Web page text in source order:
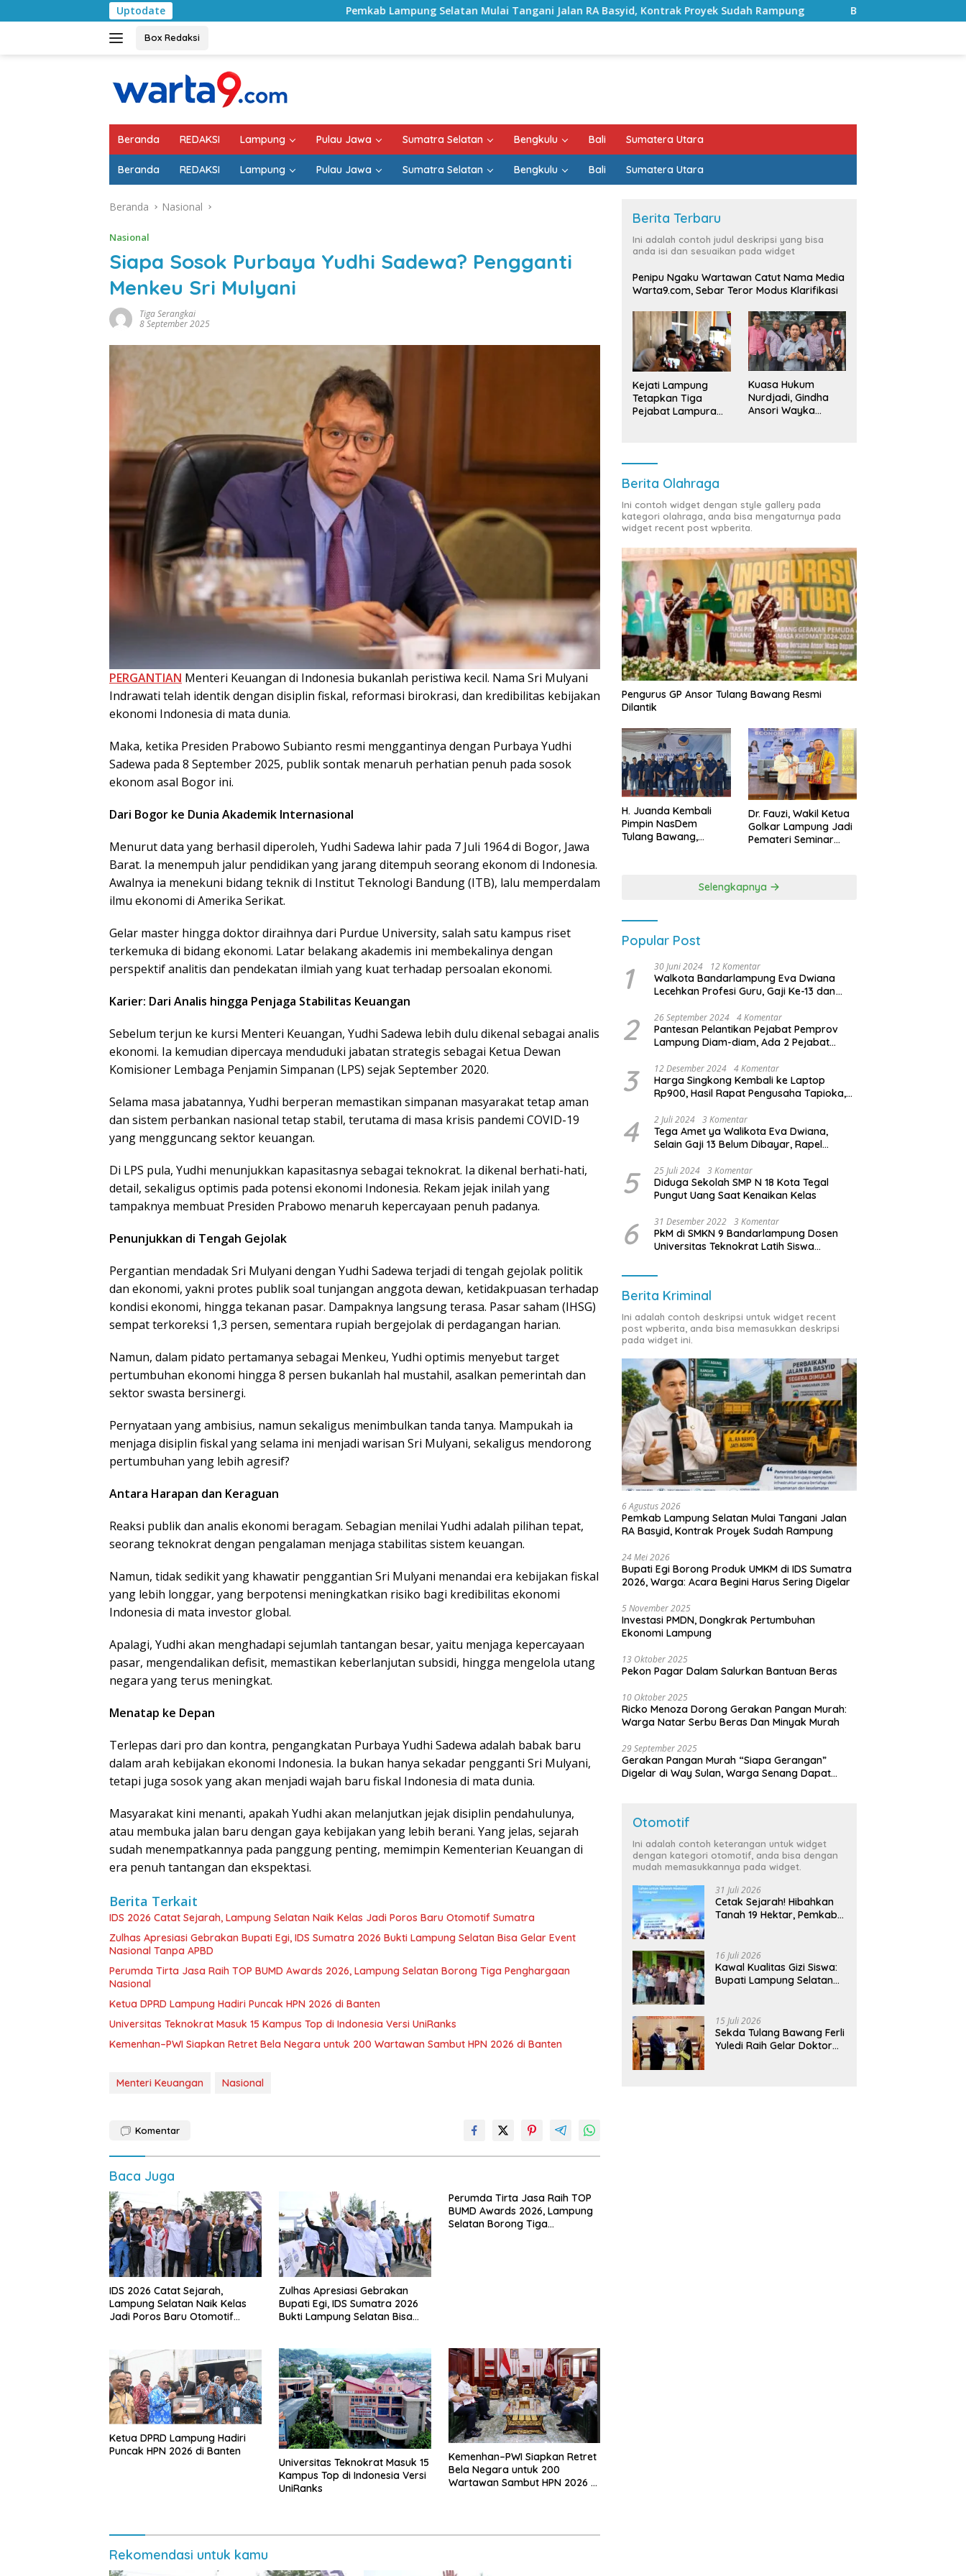
ke
Uptodate Pemkab Lampung Selatan Mulai Tangani Jalan RA Basyid, Kontrak Proyek Sudah Rampung Bulan Kemerdekaan, Bupati Lampung Selatan
Box Redaksi
Beranda REDAKSI Lampung Pulau Jawa Sumatra Selatan Bengkulu Bali Sumatera Utara
Beranda REDAKSI Lampung Pulau Jawa Sumatra Selatan Bengkulu Bali Sumatera Utara
Beranda Nasional
Nasional
Siapa Sosok Purbaya Yudhi Sadewa? Pengganti
Menkeu Sri Mulyani
Tiga Serangkai
8 September 2025
PERGANTIAN Menteri Keuangan di Indonesia bukanlah peristiwa kecil. Nama Sri Mulyani
Indrawati telah identik dengan disiplin fiskal, reformasi birokrasi, dan kredibilitas kebijakan
ekonomi Indonesia di mata dunia.
Maka, ketika Presiden Prabowo Subianto resmi menggantinya dengan Purbaya Yudhi
Sadewa pada 8 September 2025, publik sontak menaruh perhatian penuh pada sosok
ekonom asal Bogor ini.
Dari Bogor ke Dunia Akademik Internasional
Menurut data yang berhasil diperoleh, Yudhi Sadewa lahir pada 7 Juli 1964 di Bogor, Jawa
Barat. Ia menempuh jalur pendidikan yang jarang ditempuh seorang ekonom di Indonesia.
Awalnya ia menekuni bidang teknik di Institut Teknologi Bandung (ITB), lalu memperdalam
ilmu ekonomi di Amerika Serikat.
Gelar master hingga doktor diraihnya dari Purdue University, salah satu kampus riset
terkemuka di bidang ekonomi. Latar belakang akademis ini membekalinya dengan
perspektif analitis dan pendekatan ilmiah yang kuat terhadap persoalan ekonomi.
Karier: Dari Analis hingga Penjaga Stabilitas Keuangan
Sebelum terjun ke kursi Menteri Keuangan, Yudhi Sadewa lebih dulu dikenal sebagai analis
ekonomi. Ia kemudian dipercaya menduduki jabatan strategis sebagai Ketua Dewan
Komisioner Lembaga Penjamin Simpanan (LPS) sejak September 2020.
Selama masa jabatannya, Yudhi berperan memastikan simpanan masyarakat tetap aman
dan sistem perbankan nasional tetap stabil, terutama di masa krisis pandemi COVID-19
yang mengguncang sektor keuangan.
Di LPS pula, Yudhi menunjukkan kapasitasnya sebagai teknokrat. Ia dikenal berhati-hati,
detail, sekaligus optimis pada potensi ekonomi Indonesia. Rekam jejak inilah yang
tampaknya membuat Presiden Prabowo menaruh kepercayaan penuh padanya.
Penunjukkan di Tengah Gejolak
Pergantian mendadak Sri Mulyani dengan Yudhi Sadewa terjadi di tengah gejolak politik
dan ekonomi, yakni protes publik soal tunjangan anggota dewan, ketidakpuasan terhadap
kondisi ekonomi, hingga tekanan pasar. Dampaknya langsung terasa. Pasar saham (IHSG)
sempat terkoreksi 1,3 persen, sementara rupiah bergejolak di perdagangan harian.
Namun, dalam pidato pertamanya sebagai Menkeu, Yudhi optimis menyebut target
pertumbuhan ekonomi hingga 8 persen bukanlah hal mustahil, asalkan pemerintah dan
sektor swasta bersinergi.
Pernyataan yang ambisius, namun sekaligus menimbulkan tanda tanya. Mampukah ia
menjaga disiplin fiskal yang selama ini menjadi warisan Sri Mulyani, sekaligus mendorong
pertumbuhan yang lebih agresif?
Antara Harapan dan Keraguan
Reaksi publik dan analis ekonomi beragam. Sebagian menilai Yudhi adalah pilihan tepat,
seorang teknokrat dengan pengalaman menjaga stabilitas sistem keuangan.
Namun, tidak sedikit yang khawatir penggantian Sri Mulyani menandai era kebijakan fiskal
yang lebih longgar, yang berpotensi meningkatkan risiko bagi kredibilitas ekonomi
Indonesia di mata investor global.
Apalagi, Yudhi akan menghadapi sejumlah tantangan besar, yaitu menjaga kepercayaan
pasar, mengendalikan defisit, memastikan keberlanjutan subsidi, hingga mengelola utang
negara yang terus meningkat.
Menatap ke Depan
Terlepas dari pro dan kontra, pengangkatan Purbaya Yudhi Sadewa adalah babak baru
dalam arah kebijakan ekonomi Indonesia. Ia bukan hanya sekadar pengganti Sri Mulyani,
tetapi juga sosok yang akan menjadi wajah baru fiskal Indonesia di mata dunia.
Masyarakat kini menanti, apakah Yudhi akan melanjutkan jejak disiplin pendahulunya,
atau membuka jalan baru dengan gaya kebijakan yang lebih berani. Yang jelas, sejarah
sudah menempatkannya pada panggung penting, memimpin Kementerian Keuangan di
era penuh tantangan dan ekspektasi.
Berita Terkait
IDS 2026 Catat Sejarah, Lampung Selatan Naik Kelas Jadi Poros Baru Otomotif Sumatra
Zulhas Apresiasi Gebrakan Bupati Egi, IDS Sumatra 2026 Bukti Lampung Selatan Bisa Gelar Event
Nasional Tanpa APBD
Perumda Tirta Jasa Raih TOP BUMD Awards 2026, Lampung Selatan Borong Tiga Penghargaan
Nasional
Ketua DPRD Lampung Hadiri Puncak HPN 2026 di Banten
Universitas Teknokrat Masuk 15 Kampus Top di Indonesia Versi UniRanks
Kemenhan–PWI Siapkan Retret Bela Negara untuk 200 Wartawan Sambut HPN 2026 di Banten
Menteri Keuangan Nasional
Komentar
Baca Juga
IDS 2026 Catat Sejarah,
Lampung Selatan Naik Kelas
Jadi Poros Baru Otomotif
Zulhas Apresiasi Gebrakan
Bupati Egi, IDS Sumatra 2026
Bukti Lampung Selatan Bisa
Perumda Tirta Jasa Raih TOP
BUMD Awards 2026, Lampung
Selatan Borong Tiga
Ketua DPRD Lampung Hadiri
Puncak HPN 2026 di Banten
Universitas Teknokrat Masuk 15
Kampus Top di Indonesia Versi
UniRanks
Kemenhan–PWI Siapkan Retret
Bela Negara untuk 200
Wartawan Sambut HPN 2026 di
Rekomendasi untuk kamu
Berita Terbaru
Ini adalah contoh judul deskripsi yang bisa
anda isi dan sesuaikan pada widget
Penipu Ngaku Wartawan Catut Nama Media
Warta9.com, Sebar Teror Modus Klarifikasi
Kejati Lampung
Tetapkan Tiga
Pejabat Lampura
Kuasa Hukum
Nurdjadi, Gindha
Ansori Wayka
Berita Olahraga
Ini contoh widget dengan style gallery pada
kategori olahraga, anda bisa mengaturnya pada
widget recent post wpberita.
Pengurus GP Ansor Tulang Bawang Resmi
Dilantik
H. Juanda Kembali
Pimpin NasDem
Tulang Bawang,
Dr. Fauzi, Wakil Ketua
Golkar Lampung Jadi
Pemateri Seminar
Kebangsaan
Selengkapnya
Popular Post
1 30 Juni 2024 12 Komentar
Walkota Bandarlampung Eva Dwiana
Lecehkan Profesi Guru, Gaji Ke-13 dan
2 26 September 2024 4 Komentar
Pantesan Pelantikan Pejabat Pemprov
Lampung Diam-diam, Ada 2 Pejabat
3 12 Desember 2024 4 Komentar
Harga Singkong Kembali ke Laptop
Rp900, Hasil Rapat Pengusaha Tapioka,
Lampung
4 2 Juli 2024 3 Komentar
Tega Amet ya Walikota Eva Dwiana,
Selain Gaji 13 Belum Dibayar, Rapel
Dibayar
5 25 Juli 2024 3 Komentar
Diduga Sekolah SMP N 18 Kota Tegal
Pungut Uang Saat Kenaikan Kelas
6 31 Desember 2022 3 Komentar
PkM di SMKN 9 Bandarlampung Dosen
Universitas Teknokrat Latih Siswa
Berita Kriminal
Ini adalah contoh deskripsi untuk widget recent
post wpberita, anda bisa memasukkan deskripsi
pada widget ini.
6 Agustus 2026
Pemkab Lampung Selatan Mulai Tangani Jalan
RA Basyid, Kontrak Proyek Sudah Rampung
24 Mei 2026
Bupati Egi Borong Produk UMKM di IDS Sumatra
2026, Warga: Acara Begini Harus Sering Digelar
5 November 2025
Investasi PMDN, Dongkrak Pertumbuhan
Ekonomi Lampung
13 Oktober 2025
Pekon Pagar Dalam Salurkan Bantuan Beras
10 Oktober 2025
Ricko Menoza Dorong Gerakan Pangan Murah:
Warga Natar Serbu Beras Dan Minyak Murah
29 September 2025
Gerakan Pangan Murah “Siapa Gerangan”
Digelar di Way Sulan, Warga Senang Dapat
Otomotif
Ini adalah contoh keterangan untuk widget
dengan kategori otomotif, anda bisa dengan
mudah memasukkannya pada widget.
31 Juli 2026
Cetak Sejarah! Hibahkan
Tanah 19 Hektar, Pemkab
Terintegrasi Pertama di
Lampung
16 Juli 2026
Kawal Kualitas Gizi Siswa:
Bupati Lampung Selatan
Bergizi Gratis di Natar
15 Juli 2026
Sekda Tulang Bawang Ferli
Yuledi Raih Gelar Doktor